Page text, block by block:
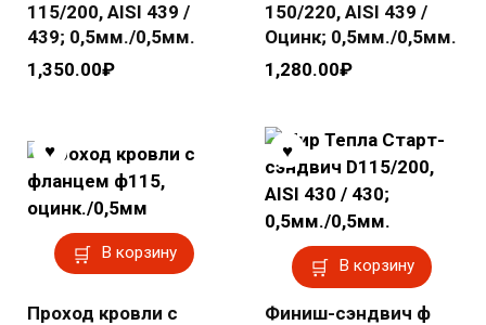
115/200, AISI 439 /
439; 0,5мм./0,5мм.
1,350.00₽
150/220, AISI 439 /
Оцинк; 0,5мм./0,5мм.
1,280.00₽
В корзину
Проход кровли с
В корзину
Финиш-сэндвич ф